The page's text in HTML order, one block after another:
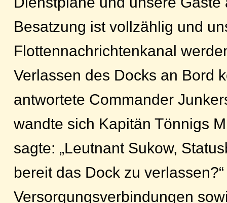
Besatzung ist vollzählig und
Flottennachrichtenkanal
Verlassen des Docks an Bord
antwortete Commander
wandte sich Kapitän Tönnigs
sagte: „Leutnant Sukow,
bereit das Dock zu verlassen?“
Versorgungsverbindungen